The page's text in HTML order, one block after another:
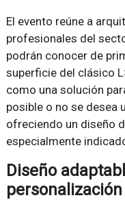
El evento reúne a
profesionales del
podrán conocer de
superficie del clásico
como una solución
posible o no se desea
ofreciendo un diseño
especialmente
Diseño
personalización